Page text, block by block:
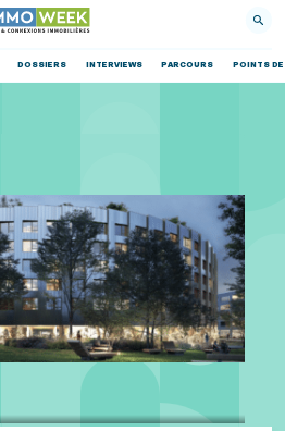
DOSSIERS INTERVIEWS PARCOURS POINTS DE